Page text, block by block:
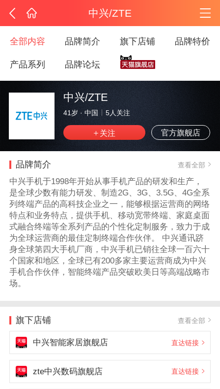
中兴/ZTE
全部内容 品牌简介 旗下店铺 品牌特价
产品系列 品牌论坛
中兴/ZTE
41岁 · 中国 5人关注
官方旗舰店
品牌简介 查看全部
中兴手机于1998年开始从事手机产品的研发和生产，
是全球少数有能力研发、制造2G、3G、3.5G、4G全系
列终端产品的高科技企业之一，能够根据运营商的网络
特点和业务特点，提供手机、移动宽带终端、家庭桌面
式融合终端等全系列产品的个性化定制服务，致力于成
为全球运营商的最佳定制终端合作伙伴。 中兴通讯跻
身全球第四大手机厂商，中兴手机已销往全球一百六十
个国家和地区，全球已有200多家主要运营商成为中兴
手机合作伙伴，智能终端产品突破欧美日等高端战略市
场。
旗下店铺 查看全部
中兴智能家居旗舰店 直达链接
zte中兴数码旗舰店 直达链接